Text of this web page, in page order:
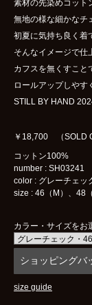
素材の先染めコット
無地の様な細かなチ
初夏に気持ち良く着
そんなイメージで仕
カフスを無くすこと
ロールアップしやす
STILL BY HAND
￥18,700 （SOLD
コットン100%
number : SH03241
color : グレーチェッ
size : 46（M）、48（
カラー・サイズをお
size guide